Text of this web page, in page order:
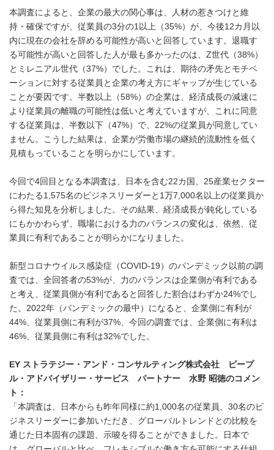
本調査によると、企業の最大の関心事は、人材の惹きつけと維
持・確保ですが、従業員の3分の1以上（35%）が、今後12カ月以
内に現在の会社を辞める可能性が高いと回答しています。退職す
る可能性が高いと回答した人が最も多かったのは、Z世代（38%）
とミレニアル世代（37%）でした。これは、期待の矛先とモチベ
ーションに対する従業員と企業の考え方にギャップが生じている
ことが要因です。半数以上（58%）の企業は、経済成長の減速に
より従業員の離職の可能性は低いと考えていますが、これに同意
する従業員は、半数以下（47%）で、22%の従業員が同意してい
ません。こうした結果は、企業が労働市場の継続的流動性を低く
見積もっていることを明らかにしています。
今回で4回目となる本調査は、日本を含む22カ国、25産業セクター
にわたる1,575名のビジネスリーダーと1万7,000名以上の従業員か
ら得た知見を分析しました。その結果、経済成長が鈍化している
にもかかわらず、職場における力のバランスの変化は、依然、従
業員に有利であることが明らかになりました。
新型コロナウイルス感染症（COVID-19）のパンデミック以前の調
査では、全回答者の53%が、力のバランスは企業側が有利である
と考え、従業員側が有利であると回答した割合はわずか24%でし
た。2022年（パンデミックの最中）になると、企業側に有利が
44%、従業員側に有利が37%、今回の調査では、企業側に有利は
46%、従業員側に有利は32%でした。
EY ストラテジー・アンド・コンサルティング株式会社 ピープ
ル・アドバイザリー・サービス パートナー 水野 昭徳のコメン
ト：
「本調査は、日本からも昨年同様に約1,000名の従業員、30名のビ
ジネスリーダーに参加いただき、グローバルトレンドとの比較を
通じた日本固有の課題、示唆を得ることができました。日本で